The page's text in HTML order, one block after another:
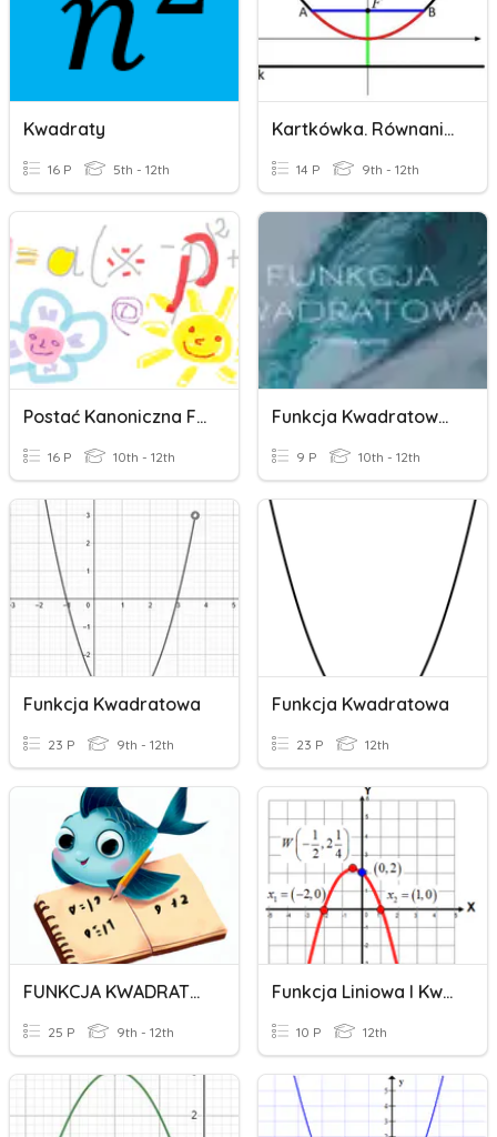
Kwadraty
16 P 5th - 12th
Kartkówka. Równania Kwadratowe
14 P 9th - 12th
Postać Kanoniczna Funkcji Kwadratowej
16 P 10th - 12th
Funkcja Kwadratowa - Rozszerzenie
9 P 10th - 12th
Funkcja Kwadratowa
23 P 9th - 12th
Funkcja Kwadratowa
23 P 12th
FUNKCJA KWADRATOWA
25 P 9th - 12th
Funkcja Liniowa I Kwadratowa
10 P 12th